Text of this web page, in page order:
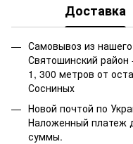
Доставка
Самовывоз из
Святошинский
1, 300 метров от
Сосниных
Новой почтой по
Наложенный платеж
суммы.